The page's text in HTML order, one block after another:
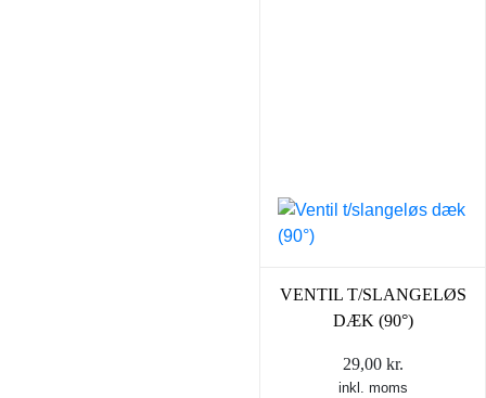
VENTIL T/SLANGELØS
DÆK (90°)
29,00 kr.
inkl. moms